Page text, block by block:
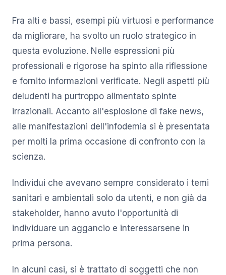
Fra alti e bassi, esempi più virtuosi e performance
da migliorare, ha svolto un ruolo strategico in
questa evoluzione. Nelle espressioni più
professionali e rigorose ha spinto alla riflessione
e fornito informazioni verificate. Negli aspetti più
deludenti ha purtroppo alimentato spinte
irrazionali. Accanto all'esplosione di fake news,
alle manifestazioni dell'infodemia si è presentata
per molti la prima occasione di confronto con la
scienza.
Individui che avevano sempre considerato i temi
sanitari e ambientali solo da utenti, e non già da
stakeholder, hanno avuto l'opportunità di
individuare un aggancio e interessarsene in
prima persona.
In alcuni casi, si è trattato di soggetti che non